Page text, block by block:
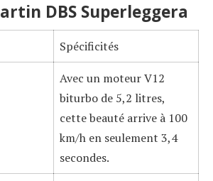
DBS Superleggera
Spécificités
Avec un moteur V12
biturbo de 5,2 litres,
cette beauté arrive à 100
km/h en seulement 3,4
secondes.